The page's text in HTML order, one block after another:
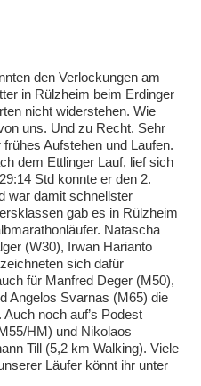
den Verlockungen am
in Rülzheim beim Erdinger
nicht widerstehen. Wie
uns. Und zu Recht. Sehr
Aufstehen und Laufen.
dem Ettlinger Lauf, lief sich
Std konnte er den 2.
war damit schnellster
gab es in Rülzheim
Natascha
(W30), Irwan Harianto
sich dafür
für Manfred Deger (M50),
Angelos Svarnas (M65) die
noch auf’s Podest
HM) und Nikolaos
Till (5,2 km Walking). Viele
Läufer könnt ihr unter